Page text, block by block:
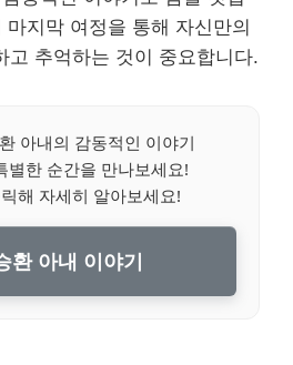
지막 여정을 통해 자신만의
고 추억하는 것이 중요합니다.
아내의 감동적인 이야기
별한 순간을 만나보세요!
해 자세히 알아보세요!
환 아내 이야기